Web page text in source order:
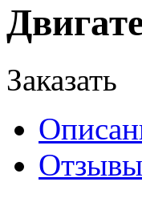
Заказать
Отзывы